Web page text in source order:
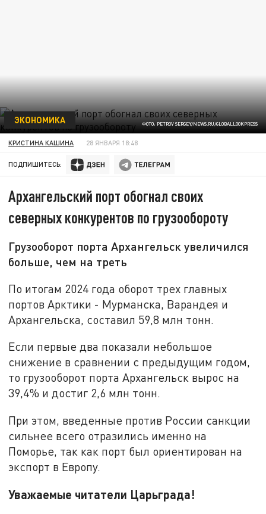
ФОТО: PETROV SERGEY/NEWS.RU/GLOBALLOOKPRESS
ЭКОНОМИКА
КРИСТИНА КАШИНА 28 ЯНВАРЯ 18:48
ПОДПИШИТЕСЬ:
Архангельский порт обогнал своих
северных конкурентов по грузообороту
Грузооборот порта Архангельск увеличился
больше, чем на треть
По итогам 2024 года оборот трех главных
портов Арктики - Мурманска, Варандея и
Архангельска, составил 59,8 млн тонн.
Если первые два показали небольшое
снижение в сравнении с предыдущим годом,
то грузооборот порта Архангельск вырос на
39,4% и достиг 2,6 млн тонн.
При этом, введенные против России санкции
сильнее всего отразились именно на
Поморье, так как порт был ориентирован на
экспорт в Европу.
Уважаемые читатели Царьграда!